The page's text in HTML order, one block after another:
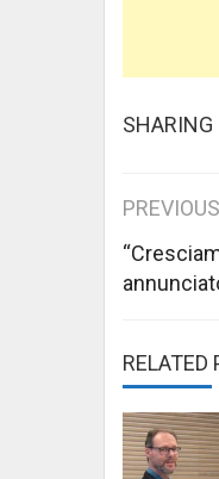
SHARING
Post
RELATED